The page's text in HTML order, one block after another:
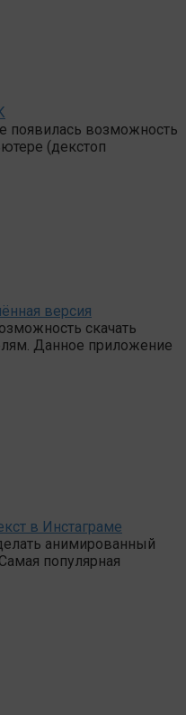
появилась возможность
(декстоп
версия
скачать
Данное приложение
в Инстаграме
анимированный
популярная